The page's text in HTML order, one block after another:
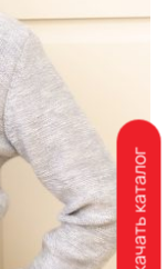
Скачать каталог